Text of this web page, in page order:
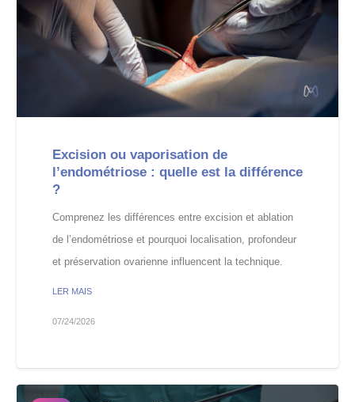
Excision ou vaporisation de
l’endométriose : quelle est la différence
?
Comprenez les différences entre excision et ablation
de l’endométriose et pourquoi localisation, profondeur
et préservation ovarienne influencent la technique.
LER MAIS
07/24/2026